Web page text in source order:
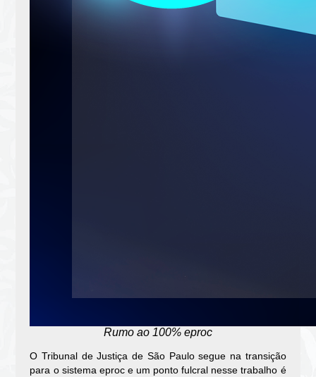
Rumo ao 100% eproc
O Tribunal de Justiça de São Paulo segue na transição
para o sistema eproc e um ponto fulcral nesse trabalho é